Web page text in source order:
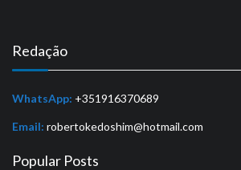
Redação
WhatsApp: +351916370689
Email: robertokedoshim@hotmail.com
Popular Posts